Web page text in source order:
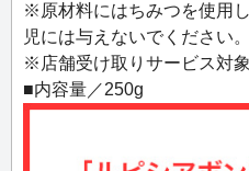
※原材料にはちみつを使用
児には与えないでください。
※店舗受け取りサービス対象
■内容量／250g